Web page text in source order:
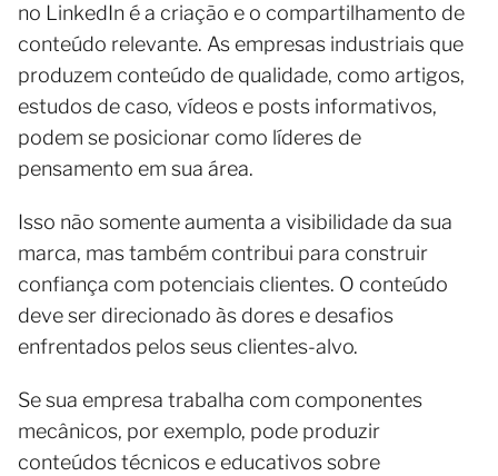
no LinkedIn é a criação e o compartilhamento de
conteúdo relevante. As empresas industriais que
produzem conteúdo de qualidade, como artigos,
estudos de caso, vídeos e posts informativos,
podem se posicionar como líderes de
pensamento em sua área.
Isso não somente aumenta a visibilidade da sua
marca, mas também contribui para construir
confiança com potenciais clientes. O conteúdo
deve ser direcionado às dores e desafios
enfrentados pelos seus clientes-alvo.
Se sua empresa trabalha com componentes
mecânicos, por exemplo, pode produzir
conteúdos técnicos e educativos sobre